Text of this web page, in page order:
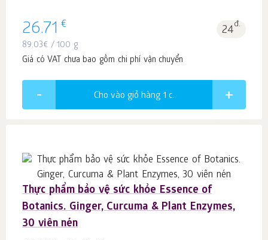
26.71 € 24đ.
89.03€ / 100 g
Giá có VAT chưa bao gồm chi phí vận chuyển
Cho vào giỏ hàng 1 c.
Thực phẩm bảo vệ sức khỏe Essence of
Botanics. Ginger, Curcuma & Plant Enzymes,
30 viên nén